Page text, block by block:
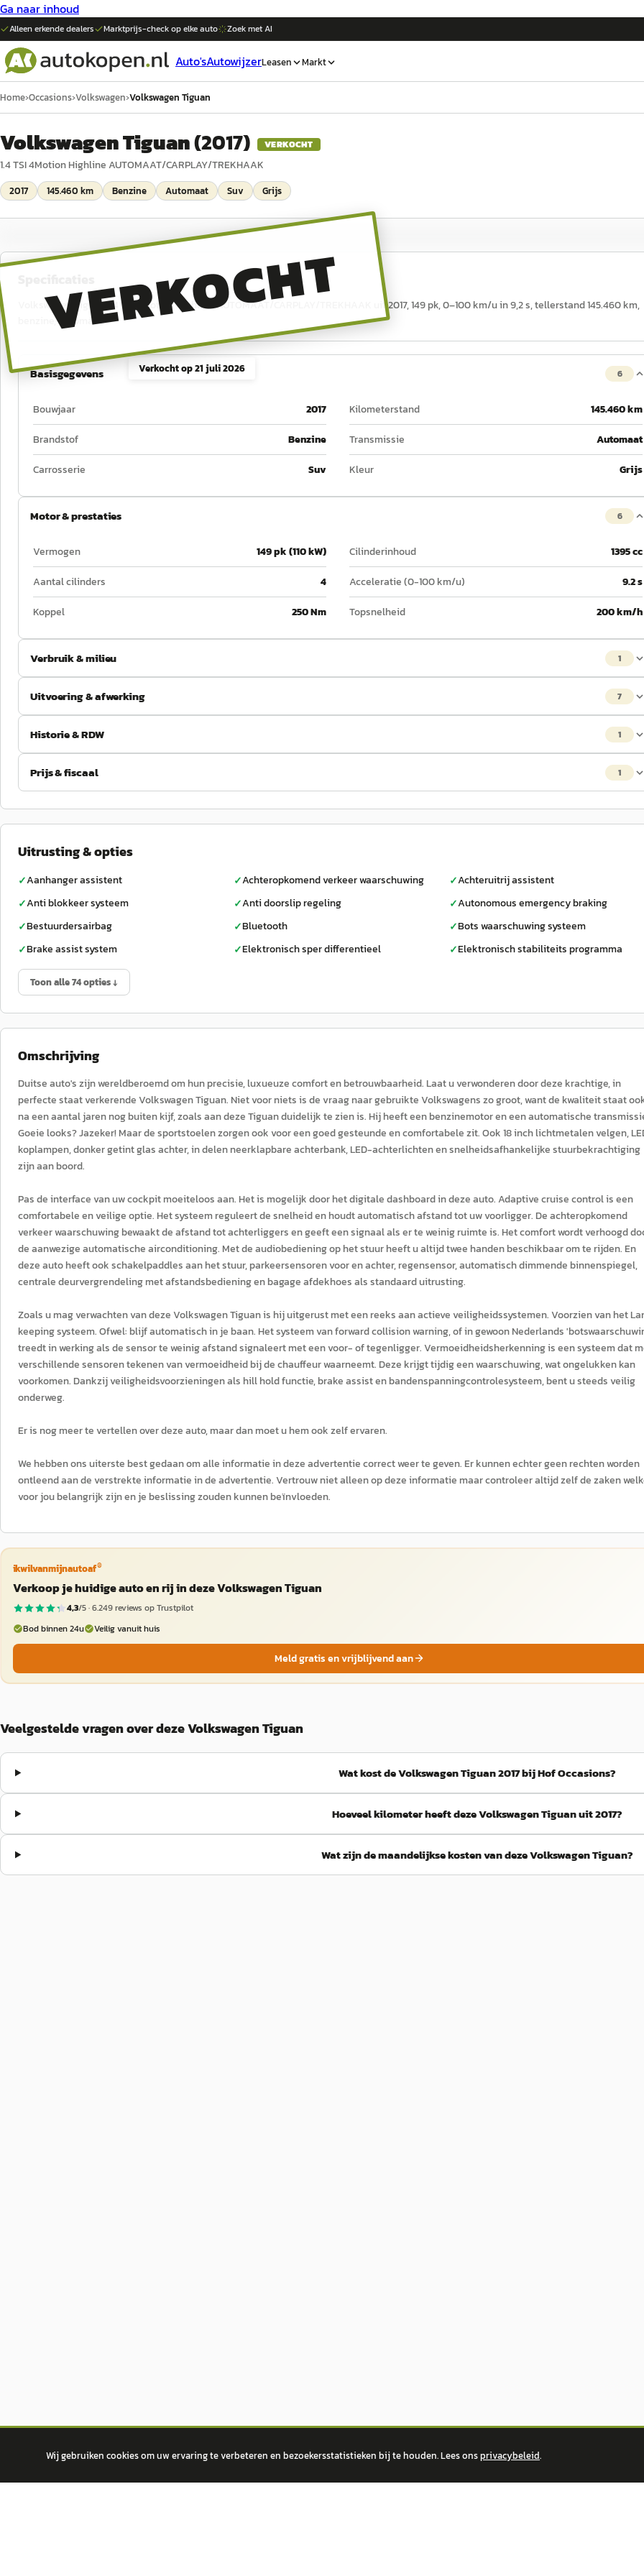
Ga naar inhoud
Alleen erkende dealers Marktprijs-check op elkeauto Zoek met AI
Auto'sAutowijzerLeasen Markt
Home›Occasions›Volkswagen›Volkswagen Tiguan
Volkswagen Tiguan(2017) VERKOCHT
1.4 TSI 4Motion Highline AUTOMAAT/CARPLAY/TREKHAAK
2017 145.460 km Benzine Automaat Suv Grijs
VERKOCHT
Verkocht op21 juli 2026
Volkswagen Tiguan 1.4 TSI 4Motion Highline AUTOMAAT/CARPLAY/TREKHAAK uit 2017, 149 pk, 0–100 km/u in 9,2 s, tellerstand 145.460 km,
benzine, automaat.
Basisgegevens 6
Bouwjaar 2017 Kilometerstand
145.460 km
Brandstof
Benzine Transmissie
Automaat
Carrosserie
Suv Kleur Grijs
Motor & prestaties 6
Vermogen 149 pk (110 kW) Cilinderinhoud
1395 cc
Aantal cilinders
4 Acceleratie (0-100 km/u)
9.2 s
Koppel
250 Nm Topsnelheid 200 km/h
Verbruik & milieu 1
Uitvoering & afwerking 7
Historie & RDW 1
Prijs & fiscaal 1
Uitrusting & opties
✓Aanhanger assistent ✓Achteropkomend verkeer waarschuwing ✓Achteruitrij assistent
✓Anti blokkeer systeem ✓Anti doorslip regeling ✓Autonomous emergency braking
✓Bestuurdersairbag ✓Bluetooth ✓Bots waarschuwing systeem
✓Brake assist system ✓Elektronisch sper differentieel ✓Elektronisch stabiliteits programma
Toon alle 74 opties ↓
Omschrijving
Duitse auto's zijn wereldberoemd om hun precisie, luxueuze comfort en betrouwbaarheid. Laat u verwonderen door deze krachtige, in
perfecte staat verkerende Volkswagen Tiguan. Niet voor niets is de vraag naar gebruikte Volkswagens zo groot, want de kwaliteit staat
na een aantal jaren nog buiten kijf, zoals aan deze Tiguan duidelijk te zien is. Hij heeft een benzinemotor en een automatische
Goeie looks? Jazeker! Maar de sportstoelen zorgen ook voor een goed gesteunde en comfortabele zit. Ook 18 inch lichtmetalen velgen,
koplampen, donker getint glas achter, in delen neerklapbare achterbank, LED-achterlichten en snelheidsafhankelijke stuurbekrachtiging
zijn aan boord.
Pas de interface van uw cockpit moeiteloos aan. Het is mogelijk door het digitale dashboard in deze auto. Adaptive cruise control is een
comfortabele en veilige optie. Het systeem reguleert de snelheid en houdt automatisch afstand tot uw voorligger. De achteropkomend
verkeer waarschuwing bewaakt de afstand tot achterliggers en geeft een signaal als er te weinig ruimte is. Het comfort wordt verhoogd
de aanwezige automatische airconditioning. Met de audiobediening op het stuur heeft u altijd twee handen beschikbaar om te rijden. En
deze auto heeft ook schakelpaddles aan het stuur, parkeersensoren voor en achter, regensensor, automatisch dimmende binnenspiegel,
centrale deurvergrendeling met afstandsbediening en bagage afdekhoes als standaard uitrusting.
Zoals u mag verwachten van deze Volkswagen Tiguan is hij uitgerust met een reeks aan actieve veiligheidssystemen. Voorzien van het
keeping systeem. Ofwel: blijf automatisch in je baan. Het systeem van forward collision warning, of in gewoon Nederlands
treedt in werking als de sensor te weinig afstand signaleert met een voor- of tegenligger. Vermoeidheidsherkenning is een systeem dat
verschillende sensoren tekenen van vermoeidheid bij de chauffeur waarneemt. Deze krijgt tijdig een waarschuwing, wat ongelukken kan
voorkomen. Dankzij veiligheidsvoorzieningen als hill hold functie, brake assist en bandenspanningcontrolesysteem, bent u steeds veilig
onderweg.
Er is nog meer te vertellen over deze auto, maar dan moet u hem ook zelf ervaren.
We hebben ons uiterste best gedaan om alle informatie in deze advertentie correct weer te geven. Er kunnen echter geen rechten worden
ontleend aan de verstrekte informatie in de advertentie. Vertrouw niet alleen op deze informatie maar controleer altijd zelf de zaken
voor jou belangrijk zijn en je beslissing zouden kunnen beïnvloeden.
ikwilvanmijnautoaf®
Verkoop je huidige auto en rij in deze Volkswagen Tiguan
4,3/5 ·6.249reviews op Trustpilot
Bod binnen 24u
Veilig vanuit huis
Meld gratis en vrijblijvend aan
Veelgestelde vragen over deze Volkswagen Tiguan
Wat kost de Volkswagen Tiguan 2017 bij Hof Occasions?
Hoeveel kilometer heeft deze Volkswagen Tiguan uit 2017?
Wat zijn de maandelijkse kosten van deze Volkswagen Tiguan?
Wij gebruiken cookies om uw ervaring te verbeteren en bezoekersstatistieken bij te houden. Lees onsprivacybeleid.